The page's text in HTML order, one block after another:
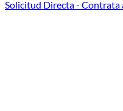
Solicitud Directa- Contrata